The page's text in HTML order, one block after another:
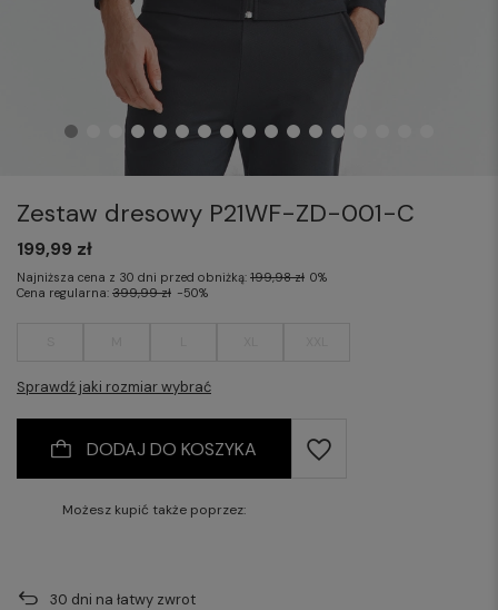
Zestaw dresowy P21WF-ZD-001-C
Sprawdź jaki rozmiar wybrać
199,99 zł
Najniższa cena z 30 dni przed obniżką: 199,98 zł 0%
Cena regularna: 399,99 zł -50%
DODAJ DO KOSZYKA
Możesz kupić także poprzez:
30 dni na łatwy zwrot